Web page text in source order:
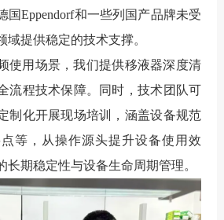
国Eppendorf和一些列国产品牌未受
域提供稳定的技术支撑。
使用场景，我们提供移液器深度清
流程技术保障。同时，技术团队可
制化开展现场培训，涵盖设备规范
等，从操作源头提升设备使用效
长期稳定性与设备生命周期管理。